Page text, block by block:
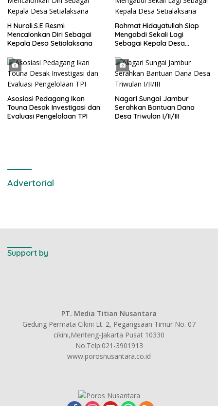
H Nurali.S.E Resmi
Mencalonkan Diri Sebagai
Kepala Desa Setialaksana
Rohmat Hidayatullah Siap
Mengabdi Sekali Lagi
Sebagai Kepala Desa
Asosiasi Pedagang Ikan
Touna Desak Investigasi dan
Evaluasi Pengelolaan TPI
Nagari Sungai Jambur
Serahkan Bantuan Dana
Desa Triwulan I/II/III
Advertorial
Support by
PT. Media Titian Nusantara
Gedung Permata Cikini Lt. 2, Pegangsaan Timur No. 07
cikini,Menteng-Jakarta Pusat 10330
No.Telp:021-3901913
www.porosnusantara.co.id